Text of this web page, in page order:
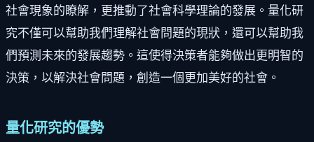
社會現象的瞭解，更推動了社會科學理論的發展。量化研
究不僅可以幫助我們理解社會問題的現狀，還可以幫助我
們預測未來的發展趨勢。這使得決策者能夠做出更明智的
決策，以解決社會問題，創造一個更加美好的社會。
量化研究的優勢